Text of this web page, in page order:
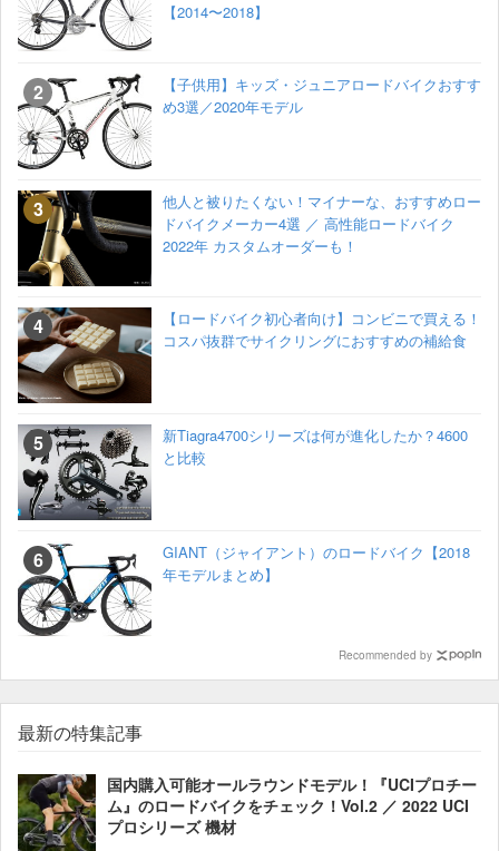
【2014〜2018】
【子供用】キッズ・ジュニアロードバイクおすす
め3選／2020年モデル
他人と被りたくない！マイナーな、おすすめロー
ドバイクメーカー4選 ／ 高性能ロードバイク
2022年 カスタムオーダーも！
【ロードバイク初心者向け】コンビニで買える！
コスパ抜群でサイクリングにおすすめの補給食
新Tiagra4700シリーズは何が進化したか？4600
と比較
GIANT（ジャイアント）のロードバイク【2018
年モデルまとめ】
Recommended by
最新の特集記事
国内購入可能オールラウンドモデル！『UCIプロチー
ム』のロードバイクをチェック！Vol.2 ／ 2022 UCI
プロシリーズ 機材